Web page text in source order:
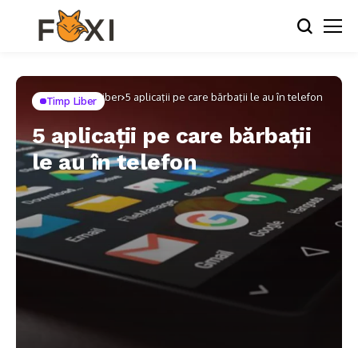
Home Timp Liber 5 aplicații pe care bărbații le au în telefon
Timp Liber
5 aplicații pe care bărbații
le au în telefon